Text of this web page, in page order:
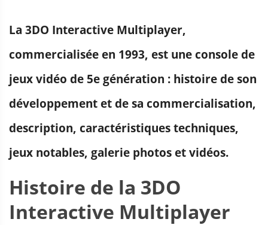
La 3DO Interactive Multiplayer,
commercialisée en 1993, est une console de
jeux vidéo de 5e génération : histoire de son
développement et de sa commercialisation,
description, caractéristiques techniques,
jeux notables, galerie photos et vidéos.
Histoire de la 3DO
Interactive Multiplayer